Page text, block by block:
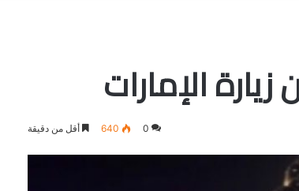
الإمارات
0
640 أقل من دقيقة